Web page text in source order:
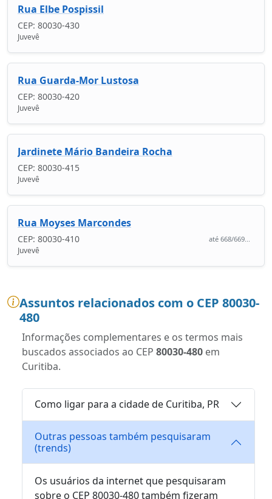
Rua Elbe Pospissil
CEP: 80030-430
Juvevê
Rua Guarda-Mor Lustosa
CEP: 80030-420
Juvevê
Jardinete Mário Bandeira Rocha
CEP: 80030-415
Juvevê
Rua Moyses Marcondes
CEP: 80030-410 até 668/669...
Juvevê
Assuntos relacionados com o CEP 80030-
480
Informações complementares e os termos mais
buscados associados ao CEP 80030-480 em
Curitiba.
Como ligar para a cidade de Curitiba, PR
Outras pessoas também pesquisaram
(trends)
Os usuários da internet que pesquisaram
sobre o CEP 80030-480 também fizeram